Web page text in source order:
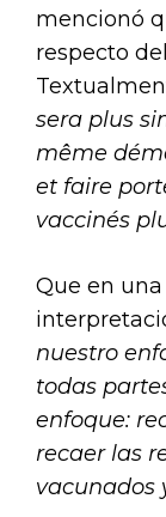
mencionó
respecto
sera plus
même
et faire
vaccinés
Que en
nuestro
todas
enfoque:
recaer las
vacunados